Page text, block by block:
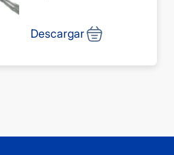
Descargar